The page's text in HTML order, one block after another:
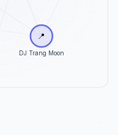
DJ Trang Moon
📍